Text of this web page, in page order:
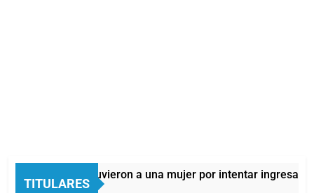
TITULARES
Quilmes: detuvieron a una mujer por intentar ingresar